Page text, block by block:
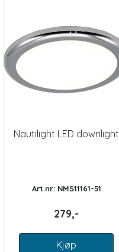
Nautilight LED downlight
Art.nr: NMS11161-51
279,-
Kjøp